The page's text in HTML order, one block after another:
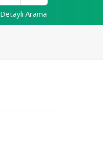
Detaylı Arama